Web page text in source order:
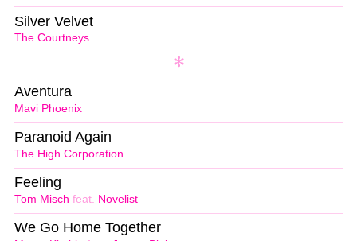
The Courtneys
Silver Velvet
Mavi Phoenix
Aventura
The High Corporation
Paranoid Again
Tom Misch feat. Novelist
Feeling
We Go Home Together